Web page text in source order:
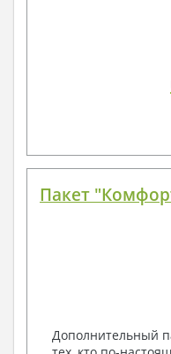
Пакет
Дополнительный